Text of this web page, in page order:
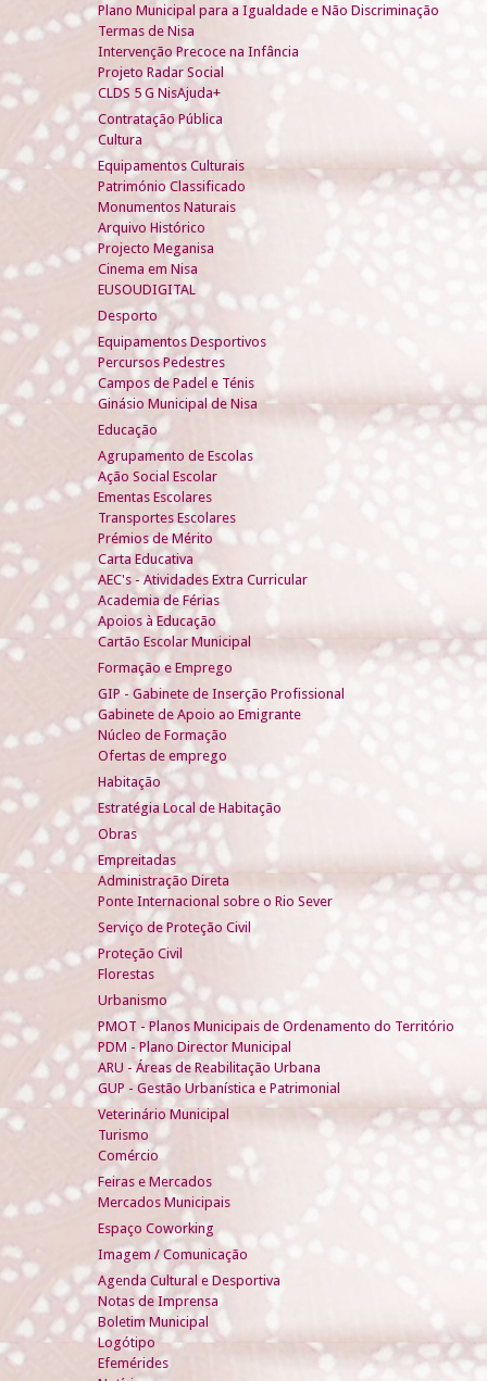
Plano Municipal para a Igualdade e Não Discriminação
Termas de Nisa
Intervenção Precoce na Infância
Projeto Radar Social
CLDS 5 G NisAjuda+
Contratação Pública
Cultura
Equipamentos Culturais
Património Classificado
Monumentos Naturais
Arquivo Histórico
Projecto Meganisa
Cinema em Nisa
EUSOUDIGITAL
Desporto
Equipamentos Desportivos
Percursos Pedestres
Campos de Padel e Ténis
Ginásio Municipal de Nisa
Educação
Agrupamento de Escolas
Ação Social Escolar
Ementas Escolares
Transportes Escolares
Prémios de Mérito
Carta Educativa
AEC's - Atividades Extra Curricular
Academia de Férias
Apoios à Educação
Cartão Escolar Municipal
Formação e Emprego
GIP - Gabinete de Inserção Profissional
Gabinete de Apoio ao Emigrante
Núcleo de Formação
Ofertas de emprego
Habitação
Estratégia Local de Habitação
Obras
Empreitadas
Administração Direta
Ponte Internacional sobre o Rio Sever
Serviço de Proteção Civil
Proteção Civil
Florestas
Urbanismo
PMOT - Planos Municipais de Ordenamento do Território
PDM - Plano Director Municipal
ARU - Áreas de Reabilitação Urbana
GUP - Gestão Urbanística e Patrimonial
Veterinário Municipal
Turismo
Comércio
Feiras e Mercados
Mercados Municipais
Espaço Coworking
Imagem / Comunicação
Agenda Cultural e Desportiva
Notas de Imprensa
Boletim Municipal
Logótipo
Efemérides